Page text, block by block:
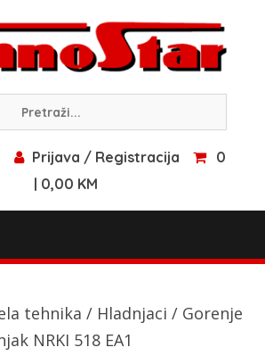
Prijava / Registracija
0
| 0,00 KM
tehnika / Hladnjaci / Gorenje
NRKI 518 EA1